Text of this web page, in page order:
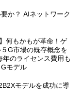
か？ AIネットワーク
何もかもが革命！ゲ
G市場の既存概念を
のライセンス費用も
モデル
モデルを成功に導